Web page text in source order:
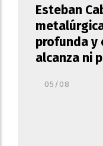
Esteban
profunda y
alcanza ni
05/08